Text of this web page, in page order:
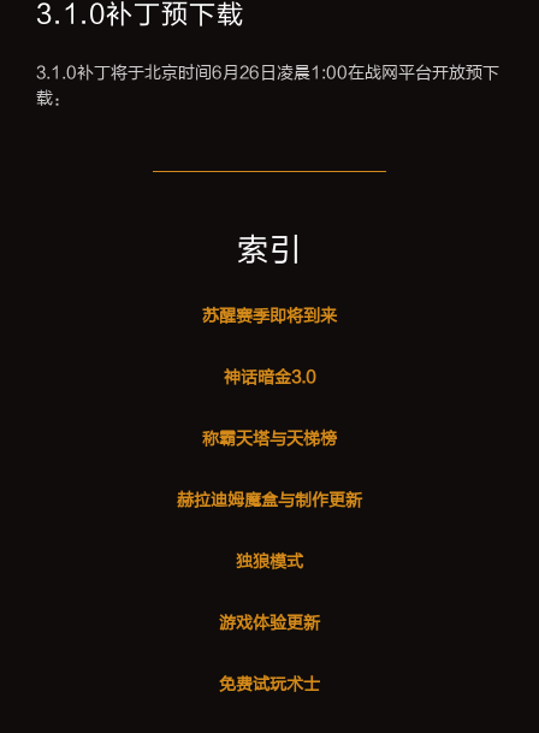
3.1.0补丁预下载
3.1.0补丁将于北京时间6月26日凌晨1:00在战网平台开放预下
载：
索引
苏醒赛季即将到来
神话暗金3.0
称霸天塔与天梯榜
赫拉迪姆魔盒与制作更新
独狼模式
游戏体验更新
免费试玩术士